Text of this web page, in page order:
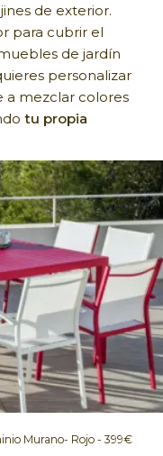
de exterior.
para cubrir el
de jardín
personalizar
a mezclar colores
tu propia
Murano- Rojo - 399€